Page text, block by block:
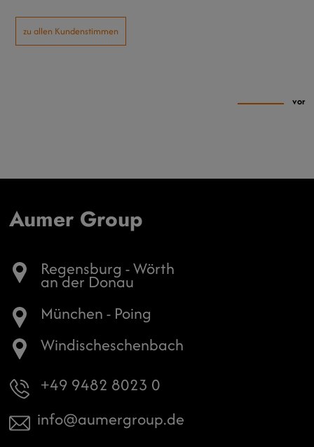
zu allen Kundenstimmen
vor
Aumer Group
Regensburg - Wörth
an der Donau
München - Poing
Windischeschenbach
+49 9482 8023 0
info
aumergroup.de